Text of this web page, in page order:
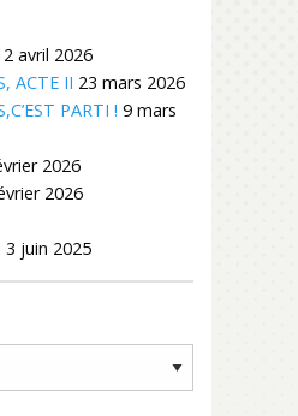
avril 2026
ACTE II 23 mars 2026
PARTI ! 9 mars
2026
2026
3 juin 2025